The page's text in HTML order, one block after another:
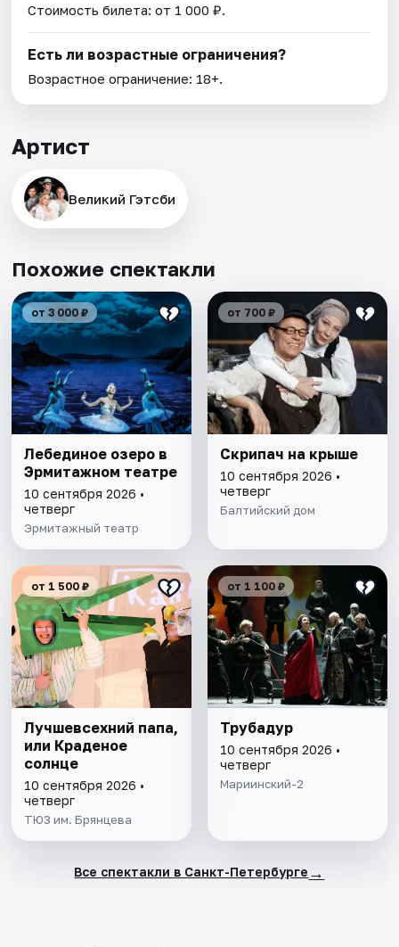
Стоимость билета: от 1 000 ₽.
Есть ли возрастные ограничения?
Возрастное ограничение: 18+.
Артист
Великий Гэтсби
Похожие спектакли
от 3 000 ₽
Лебединое озеро в
Эрмитажном театре
10 сентября 2026 •
четверг
Эрмитажный театр
от 700 ₽
Скрипач на крыше
10 сентября 2026 •
четверг
Балтийский дом
от 1 500 ₽
Лучшевсехний папа,
или Краденое
солнце
10 сентября 2026 •
четверг
ТЮЗ им. Брянцева
от 1 100 ₽
Трубадур
10 сентября 2026 •
четверг
Мариинский-2
Все спектакли в Санкт-Петербурге →